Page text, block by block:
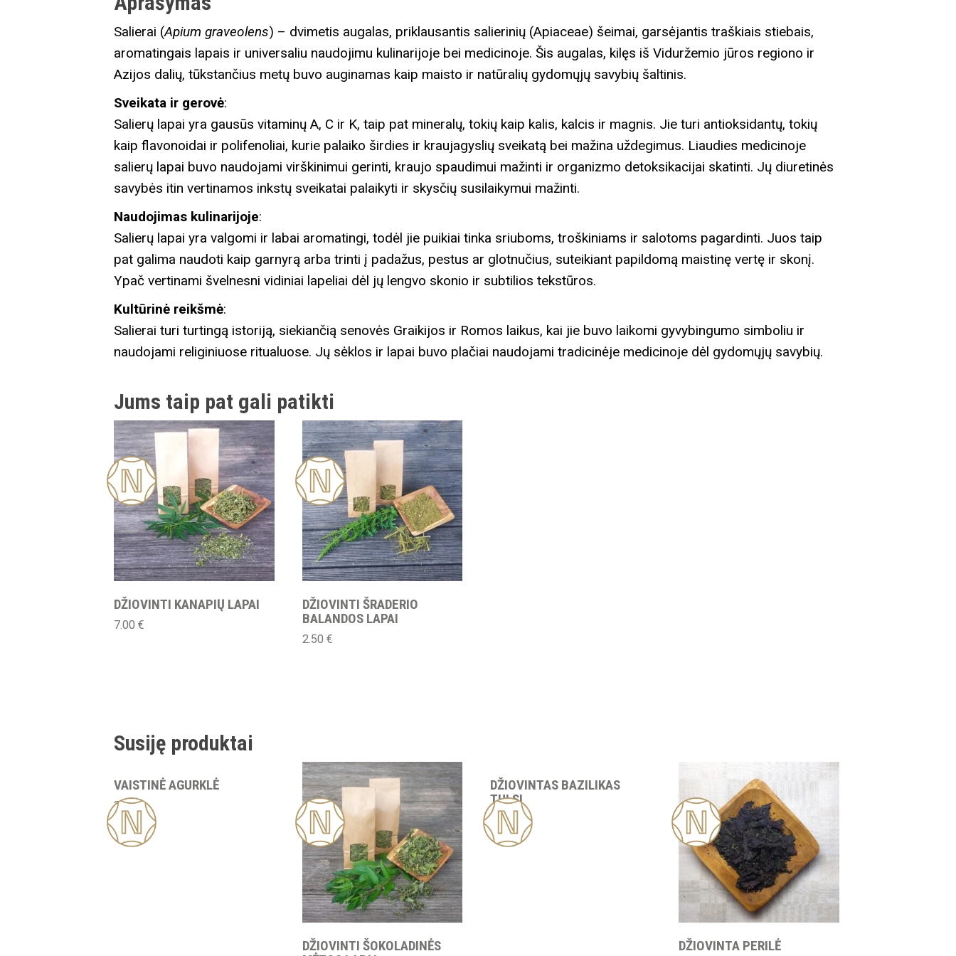
i
q
u
n
t
i
t
Salierai (Apium graveolens) – dvimetis augalas, priklausantis salierinių (Apiaceae) šeimai, garsėjantis traškiais stiebais,
aromatingais lapais ir universaliu naudojimu kulinarijoje bei medicinoje. Šis augalas, kilęs iš Viduržemio jūros regiono ir
Azijos dalių, tūkstančius metų buvo auginamas kaip maisto ir natūralių gydomųjų savybių šaltinis.
Sveikata ir gerovė:
Salierų lapai yra gausūs vitaminų A, C ir K, taip pat mineralų, tokių kaip kalis, kalcis ir magnis. Jie turi antioksidantų, tokių
kaip flavonoidai ir polifenoliai, kurie palaiko širdies ir kraujagyslių sveikatą bei mažina uždegimus. Liaudies medicinoje
salierų lapai buvo naudojami virškinimui gerinti, kraujo spaudimui mažinti ir organizmo detoksikacijai skatinti. Jų diuretinės
savybės itin vertinamos inkstų sveikatai palaikyti ir skysčių susilaikymui mažinti.
Naudojimas kulinarijoje:
Salierų lapai yra valgomi ir labai aromatingi, todėl jie puikiai tinka sriuboms, troškiniams ir salotoms pagardinti. Juos taip
pat galima naudoti kaip garnyrą arba trinti į padažus, pestus ar glotnučius, suteikiant papildomą maistinę vertę ir skonį.
Ypač vertinami švelnesni vidiniai lapeliai dėl jų lengvo skonio ir subtilios tekstūros.
Kultūrinė reikšmė:
Salierai turi turtingą istoriją, siekiančią senovės Graikijos ir Romos laikus, kai jie buvo laikomi gyvybingumo simboliu ir
naudojami religiniuose ritualuose. Jų sėklos ir lapai buvo plačiai naudojami tradicinėje medicinoje dėl gydomųjų savybių.
Jums taip pat gali patikti
Nauja
DŽIOVINTI KANAPIŲ LAPAI
7.00 €
Nauja
DŽIOVINTI ŠRADERIO
BALANDOS LAPAI
2.50 €
Susiję produktai
Nauja
VAISTINĖ AGURKLĖ
3.00€ Nauja
DŽIOVINTI ŠOKOLADINĖS
Nauja
DŽIOVINTAS BAZILIKAS
TULSI
3.50
Nauja
DŽIOVINTA PERILĖ